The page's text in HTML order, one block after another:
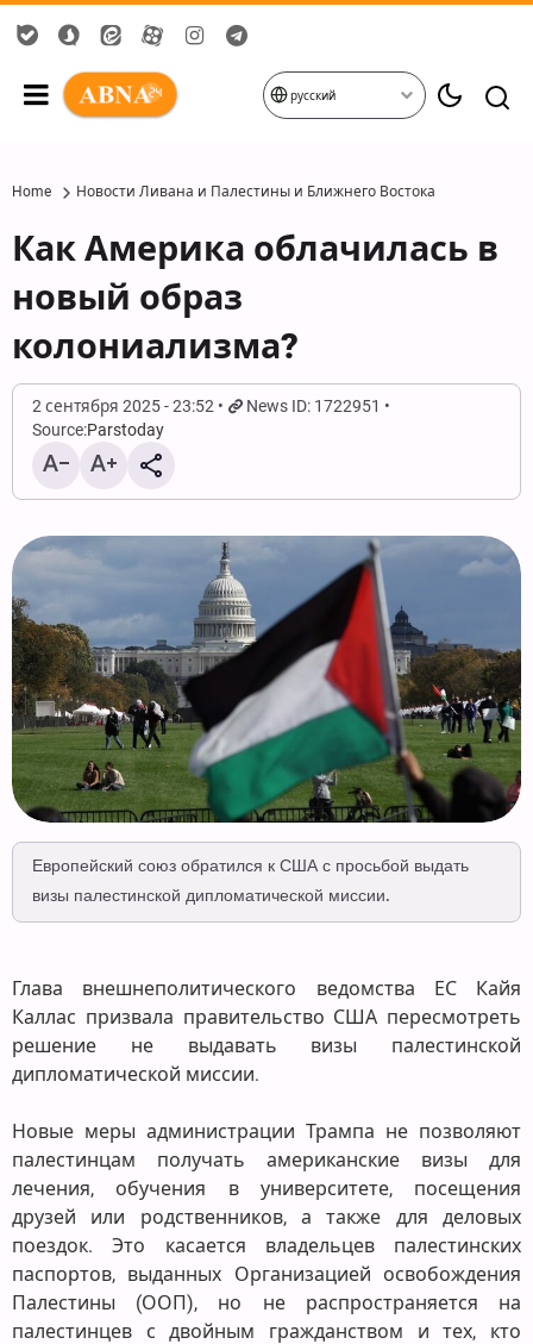
русский
Home Новости Ливана и Палестины и Ближнего Востока
Как Америка облачилась в
новый образ
колониализма?
2 сентября 2025 - 23:52
News ID: 1722951
Source:Parstoday
Европейский союз обратился к США с просьбой выдать
визы палестинской дипломатической миссии.
Глава внешнеполитического ведомства ЕС Кайя
Каллас призвала правительство США пересмотреть
решение не выдавать визы палестинской
дипломатической миссии.
Новые меры администрации Трампа не позволяют
палестинцам получать американские визы для
лечения, обучения в университете, посещения
друзей или родственников, а также для деловых
поездок. Это касается владельцев палестинских
паспортов, выданных Организацией освобождения
Палестины (ООП), но не распространяется на
палестинцев с двойным гражданством и тех, кто